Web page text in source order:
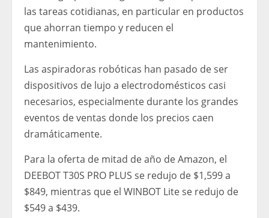
las tareas cotidianas, en particular en productos
que ahorran tiempo y reducen el
mantenimiento.
Las aspiradoras robóticas han pasado de ser
dispositivos de lujo a electrodomésticos casi
necesarios, especialmente durante los grandes
eventos de ventas donde los precios caen
dramáticamente.
Para la oferta de mitad de año de Amazon, el
DEEBOT T30S PRO PLUS se redujo de $1,599 a
$849, mientras que el WINBOT Lite se redujo de
$549 a $439.